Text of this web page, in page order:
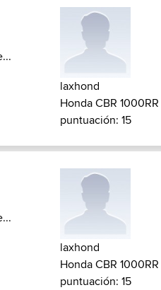
laxhond
Honda CBR 1000RR
puntuación: 15
laxhond
Honda CBR 1000RR
puntuación: 15